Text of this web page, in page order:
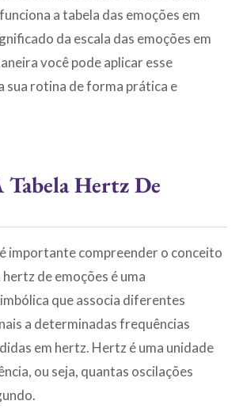
a tabela das emoções em
da escala das emoções em
você pode aplicar esse
sua rotina de forma prática e
Tabela Hertz De
importante compreender o conceito
de emoções é uma
que associa diferentes
a determinadas frequências
em hertz. Hertz é uma unidade
ou seja, quantas oscilações